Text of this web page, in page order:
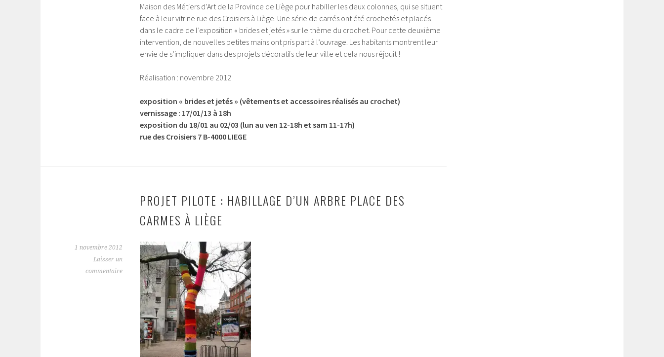
Maison des Métiers d’Art de la Province de Liège pour habiller les deux colonnes, qui se situent
face à leur vitrine rue des Croisiers à Liège. Une série de carrés ont été crochetés et placés
dans le cadre de l’exposition « brides et jetés » sur le thème du crochet. Pour cette deuxième
intervention, de nouvelles petites mains ont pris part à l’ouvrage. Les habitants montrent leur
envie de s’impliquer dans des projets décoratifs de leur ville et cela nous réjouit !
Réalisation : novembre 2012
exposition « brides et jetés » (vêtements et accessoires réalisés au crochet)
vernissage : 17/01/13 à 18h
exposition du 18/01 au 02/03 (lun au ven 12-18h et sam 11-17h)
rue des Croisiers 7 B-4000 LIEGE
PROJET PILOTE : HABILLAGE D’UN ARBRE PLACE DES
CARMES À LIÈGE
1 novembre 2012
Laisser un
commentaire